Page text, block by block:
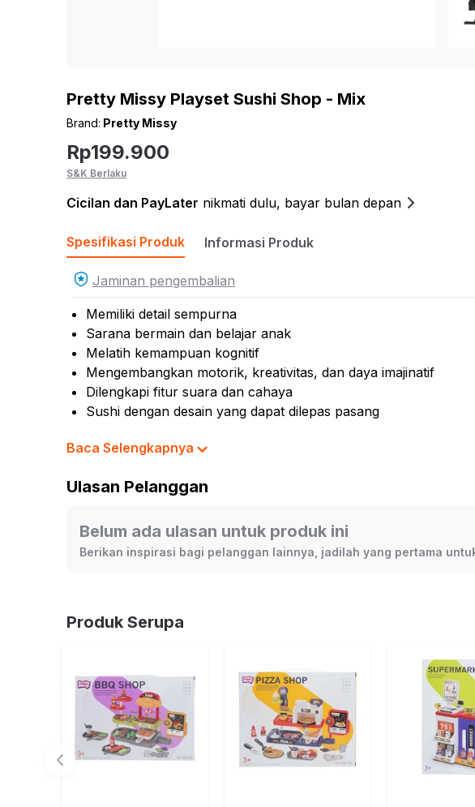
Pretty Missy Playset Sushi Shop - Mix
Brand: Pretty Missy
Rp199.900
S&K Berlaku
Cicilan dan PayLater nikmati dulu, bayar bulan depan
Spesifikasi Produk Informasi Produk
Jaminan pengembalian
Memiliki detail sempurna
Sarana bermain dan belajar anak
Melatih kemampuan kognitif
Mengembangkan motorik, kreativitas, dan daya imajinatif
Dilengkapi fitur suara dan cahaya
Sushi dengan desain yang dapat dilepas pasang
Cocok dijadikan koleksi atau referensi hadiah
Isi set : 25++ (termasuk gelas, tray, dan aksesori lainnya)
Rekomendasi gender pengguna: unisex
No. Sertifikat (SNI, K3L, UTTP): 110/LSP/QI/03-II/2025
Berat:0.63kg
SKU:10631284
Nama Komoditas:
PRMI - SUSHI SHOP PLAYSET
Baca Selengkapnya
Ulasan Pelanggan
Belum ada ulasan untuk produk ini
Berikan inspirasi bagi pelanggan lainnya, jadilah yang pertama
Produk Serupa